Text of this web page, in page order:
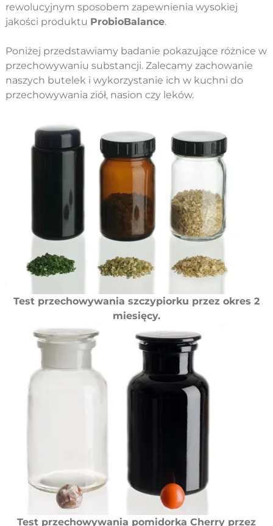
rewolucyjnym sposobem zapewnienia wysokiej
jakości produktu ProbioBalance.
Poniżej przedstawiamy badanie pokazujące różnice w
przechowywaniu substancji. Zalecamy zachowanie
naszych butelek i wykorzystanie ich w kuchni do
przechowywania ziół, nasion czy leków.
Test przechowywania szczypiorku przez okres 2
miesięcy.
Test przechowywania pomidorka Cherry przez